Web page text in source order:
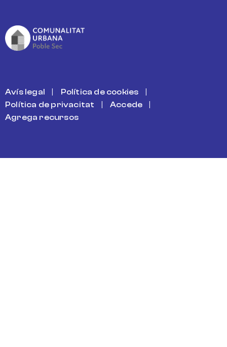
PEU
Avís legal
Política de cookies
Política de privacitat
Accede
Agrega recursos